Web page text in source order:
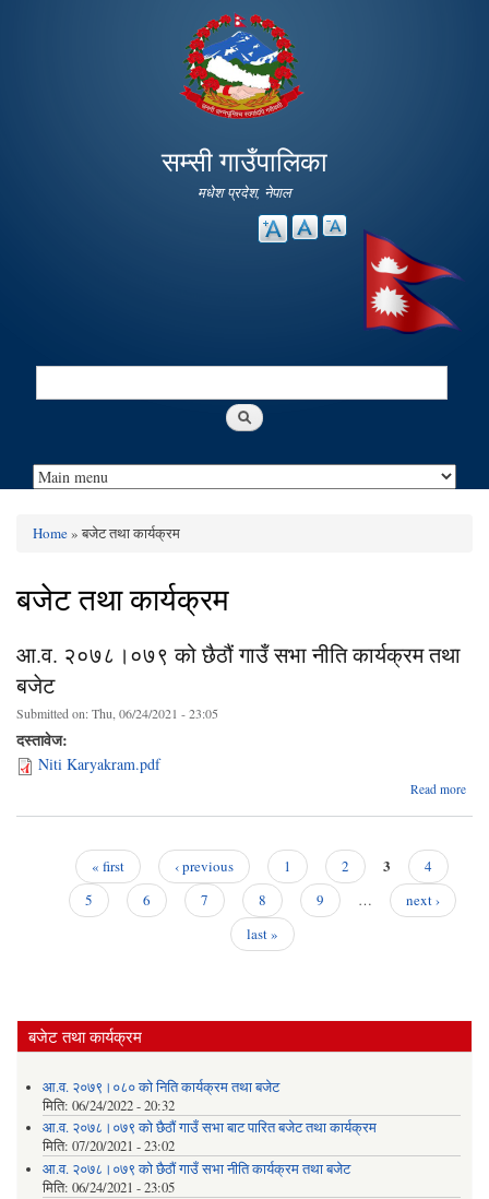
main
content
सम्सी गाउँपालिका
मधेश प्रदेश, नेपाल
Search
Home» बजेट तथा कार्यक्रम
बजेट तथा कार्यक्रम
आ.व. २०७८।०७९ को छैठौं गाउँ सभा नीति कार्यक्रम तथा
बजेट
Submitted on:Thu, 06/24/2021 - 23:05
दस्तावेज:
Niti Karyakram.pdf
Read more
« first ‹ previous 1 2 3
4
5
6 7 8 9 …
next ›
last »
बजेट तथा कार्यक्रम
आ.व. २०७९।०८० को निति कार्यक्रम तथा बजेट
मिति: 06/24/2022 - 20:32
आ.व. २०७८।०७९ को छैठौं गाउँ सभा बाट पारित बजेट तथा कार्यक्रम
मिति: 07/20/2021 - 23:02
आ.व. २०७८।०७९ को छैठौं गाउँ सभा नीति कार्यक्रम तथा बजेट
मिति: 06/24/2021 - 23:05